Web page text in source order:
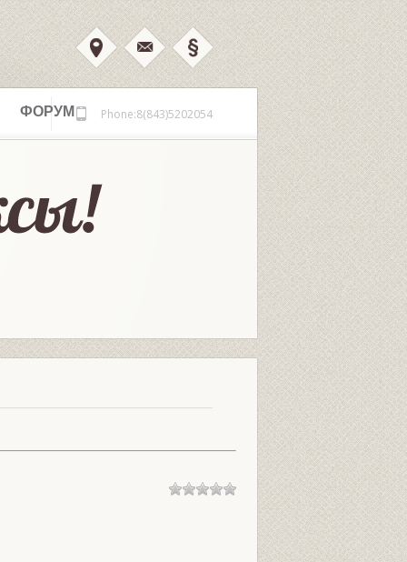
ФОРУМ Phone:8(843)5202054